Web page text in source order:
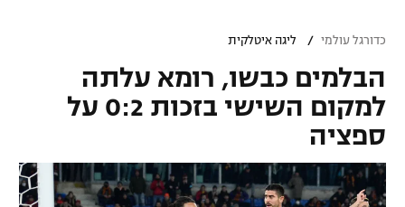
גביע הטוטו
ליגיונרים
גביע המדינה
ליגת האלופות
ליגה אירופית
ליגה אנגלית
כדורסל ישראלי
ליגת ווינר סל
ליגה לאומית
כדורסל עולמי
NBA
כדורגל עולמי / ליגה איטלקית
הבלמים כבשו, רומא עלתה
למקום השישי בזכות 0:2 על
ספציה